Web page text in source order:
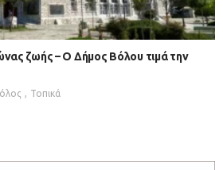
ζωής – Ο Δήμος Βόλου τιμά την
Τοπικά